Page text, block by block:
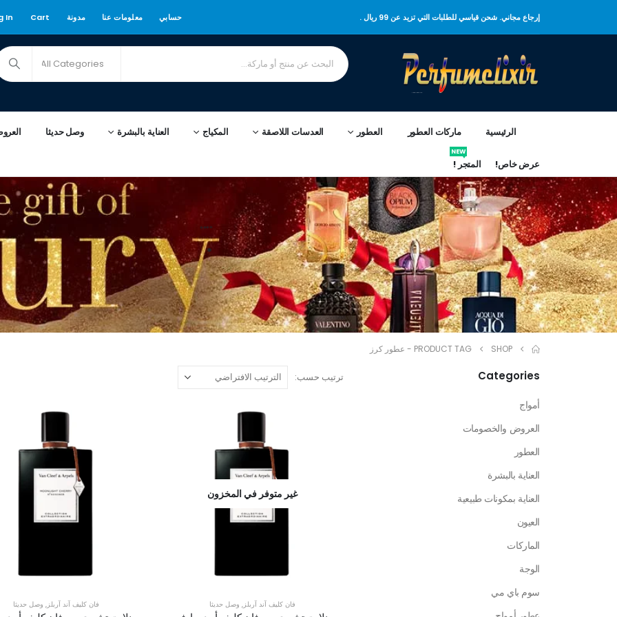
إرجاع مجاني. شحن قياسي للطلبات التي تزيد عن 99 ريال . حسابي معلومات عنا مدونة Cart
In
الرئيسية ماركات العطور العطور العدسات اللاصقة المكياج العناية بالبشرة وصل حديثا
عرض خاص! المتجر !
NEW
****
*
SHOP
PRODUCT TAG - عطور كرز
ترتيب حسب:
غير متوفر في المخزون
فان كليف آند آربلز , وصل حديثا فان كليف آند آربلز , وصل حديثا
Categories
أمواج
العروض والخصومات
العطور
العناية بالبشرة
العناية بمكونات طبيعية
العيون
الماركات
الوجة
سوم باي مي